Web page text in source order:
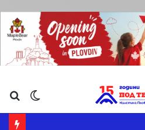
Търсене ...